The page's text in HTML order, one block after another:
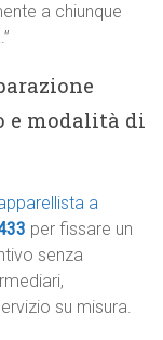
a chiunque
e modalità di
a
per fissare un
senza
su misura.